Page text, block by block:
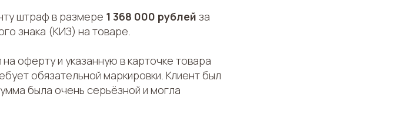
штраф в размере 1 368 000 рублей за
знака (КИЗ) на товаре.
оферту и указанную в карточке товара
обязательной маркировки. Клиент был
была очень серьёзной и могла